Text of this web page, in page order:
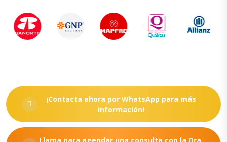
¡Contacta ahora por WhatsApp para más
información!